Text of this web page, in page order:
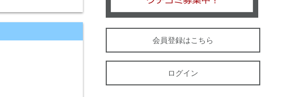
会員登録はこちら
ログイン